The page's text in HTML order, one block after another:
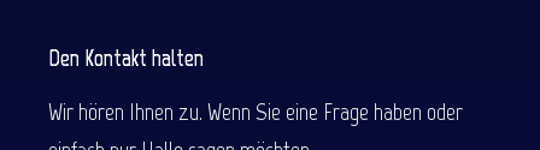
Den Kontakt halten
Wir hören Ihnen zu. Wenn Sie eine Frage haben oder